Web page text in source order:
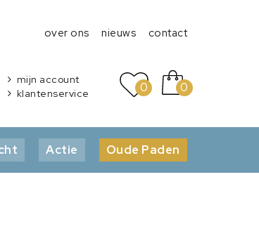
over ons nieuws contact
mijn account
klantenservice
0 0
Actie Oude Paden